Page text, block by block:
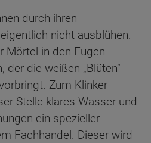
durch ihren
nicht ausblühen.
Mörtel in den Fugen
der die weißen „Blüten“
Zum Klinker
Stelle klares Wasser und
ein spezieller
Fachhandel. Dieser wird